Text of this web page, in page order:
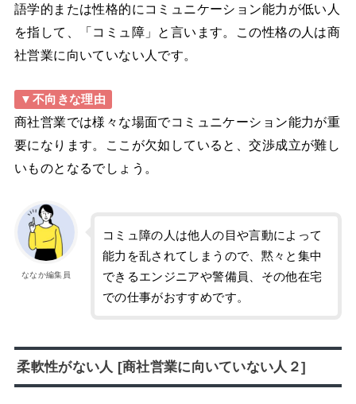
語学的または性格的にコミュニケーション能力が低い人
を指して、「コミュ障」と言います。この性格の人は商
社営業に向いていない人です。
▼不向きな理由
商社営業では様々な場面でコミュニケーション能力が重
要になります。ここが欠如していると、交渉成立が難し
いものとなるでしょう。
ななか編集員
コミュ障の人は他人の目や言動によって
能力を乱されてしまうので、黙々と集中
できるエンジニアや警備員、その他在宅
での仕事がおすすめです。
柔軟性がない人 [商社営業に向いていない人２]